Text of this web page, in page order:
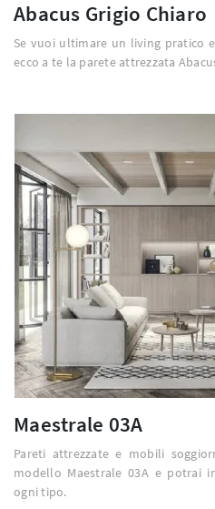
Abacus Grigio Chiaro
Se vuoi ultimare un living pratico
ecco a te la parete attrezzata
Maestrale 03A
Pareti attrezzate e mobili
modello Maestrale 03A e potrai
ogni tipo.